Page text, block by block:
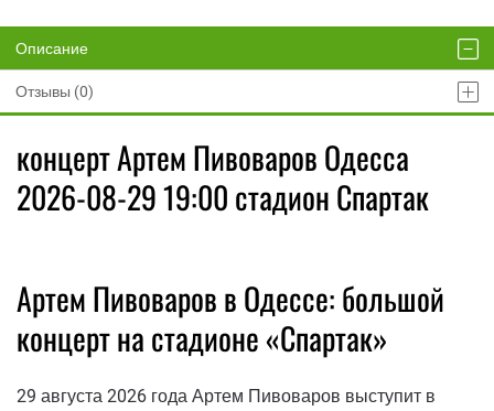
Описание
Отзывы (0)
концерт Артем Пивоваров Одесса
2026-08-29 19:00 стадион Спартак
Артем Пивоваров в Одессе: большой
концерт на стадионе «Спартак»
29 августа 2026 года Артем Пивоваров выступит в